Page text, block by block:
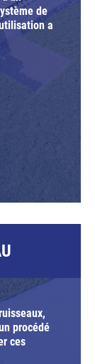
de
a
procédé
ces